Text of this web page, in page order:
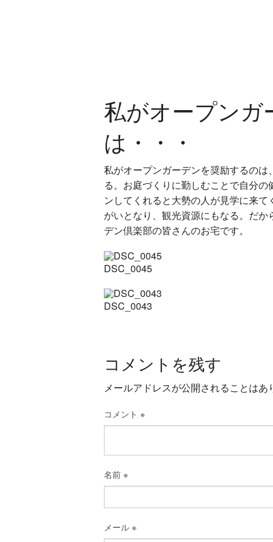
私がオープンガ
は・・・
私がオープンガーデンを奨励するの
る。お庭づくりに勤しむことで自分
ンしてくれると大勢の人が見学に来
がいとなり、観光資源にもなる。だ
デン倶楽部の皆さんのお宅です。
DSC_0045
DSC_0043
コメントを残す
メールアドレスが公開されることはあ
コメント ※
名前 ※
メール ※